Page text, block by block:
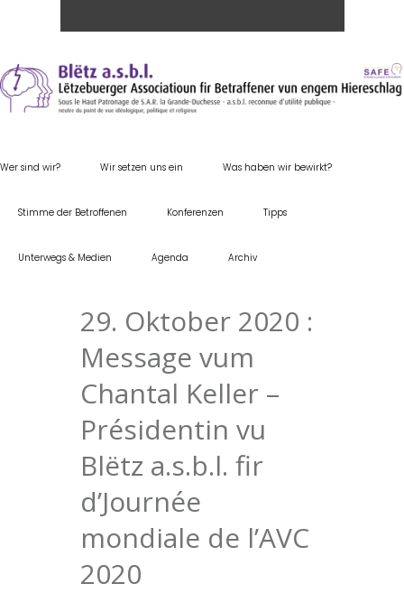
Wer sind wir? Wir setzen uns ein Was haben wir bewirkt?
Stimme der Betroffenen Konferenzen Tipps
Unterwegs & Medien Agenda Archiv
29. Oktober 2020 :
Message vum
Chantal Keller –
Présidentin vu
Blëtz a.s.b.l. fir
d’Journée
mondiale de l’AVC
2020